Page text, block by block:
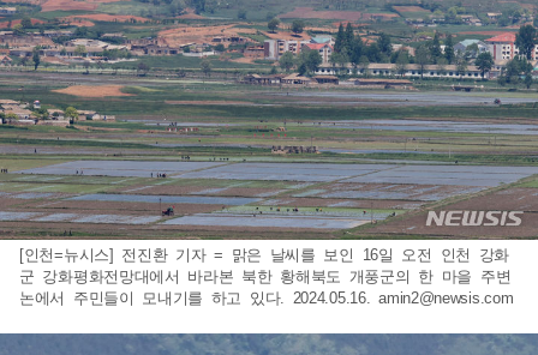
[인천=뉴시스] 전진환 기자 = 맑은 날씨를 보인 16일 오전 인천 강화
군 강화평화전망대에서 바라본 북한 황해북도 개풍군의 한 마을 주변
논에서 주민들이 모내기를 하고 있다. 2024.05.16.amin2@newsis.com